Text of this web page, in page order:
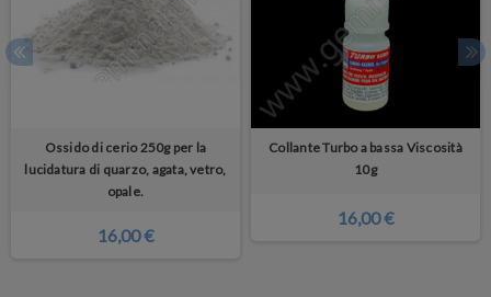
Ossido di cerio 250g per la
lucidatura di quarzo, agata, vetro,
opale.
16,00 €
Collante Turbo a bassa Viscosità
10g
16,00 €